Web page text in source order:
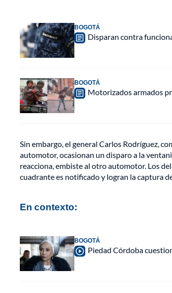
BOGOTÁ
Disparan contra
BOGOTÁ
Motorizados armados
Sin embargo, el general Carlos Rodríguez,
automotor, ocasionan un disparo a la
reacciona, embiste al otro automotor. Los
cuadrante es notificado y logran la captura
En contexto:
BOGOTÁ
Piedad Córdoba